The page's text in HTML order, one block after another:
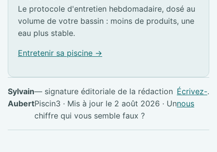
Le protocole d'entretien hebdomadaire, dosé au
volume de votre bassin : moins de produits, une
eau plus stable.
Entretenir sa piscine →
Sylvain
Aubert
— signature éditoriale de la rédaction
Piscin3 · Mis à jour le 2 août 2026 · Un
chiffre qui vous semble faux ?
Écrivez-
nous
.